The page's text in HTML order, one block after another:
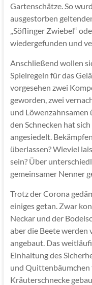
Gartenschätze. So
ausgestorben
„Söflinger Zwiebel“
wiedergefunden und
Anschließend wollen
Spielregeln für das
vorgesehen zwei
geworden, zwei
und Löwenzahnsamen
den Schnecken hat
angesiedelt.
überlassen? Wieviel
sein? Über
gemeinsamer Nenner
Trotz der Corona
einiges getan. Zwar
Neckar und der
aber die Beete werden
angebaut. Das
Einhaltung des
und Quittenbäumchen
Kräuterschnecke